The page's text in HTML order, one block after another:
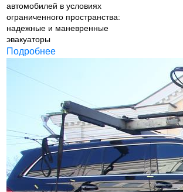
автомобилей в условиях
ограниченного пространства:
надежные и маневренные
эвакуаторы
Подробнее